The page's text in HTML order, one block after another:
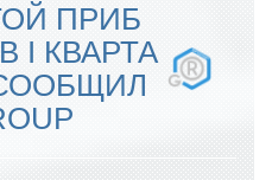
ПРИБ
I КВАРТА